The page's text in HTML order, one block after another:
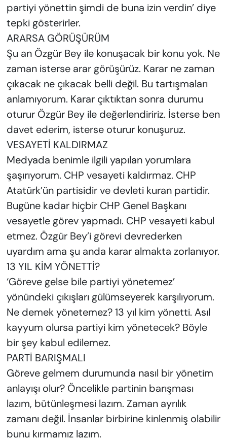
partiyi yönettin şimdi de buna izin verdin’ diye
tepki gösterirler.
ARARSA GÖRÜŞÜRÜM
Şu an Özgür Bey ile konuşacak bir konu yok. Ne
zaman isterse arar görüşürüz. Karar ne zaman
çıkacak ne çıkacak belli değil. Bu tartışmaları
anlamıyorum. Karar çıktıktan sonra durumu
oturur Özgür Bey ile değerlendiririz. İsterse ben
davet ederim, isterse oturur konuşuruz.
VESAYETİ KALDIRMAZ
Medyada benimle ilgili yapılan yorumlara
şaşırıyorum. CHP vesayeti kaldırmaz. CHP
Atatürk’ün partisidir ve devleti kuran partidir.
Bugüne kadar hiçbir CHP Genel Başkanı
vesayetle görev yapmadı. CHP vesayeti kabul
etmez. Özgür Bey’i görevi devrederken
uyardım ama şu anda karar almakta zorlanıyor.
13 YIL KİM YÖNETTİ?
‘Göreve gelse bile partiyi yönetemez’
yönündeki çıkışları gülümseyerek karşılıyorum.
Ne demek yönetemez? 13 yıl kim yönetti. Asıl
kayyum olursa partiyi kim yönetecek? Böyle
bir şey kabul edilemez.
PARTİ BARIŞMALI
Göreve gelmem durumunda nasıl bir yönetim
anlayışı olur? Öncelikle partinin barışması
lazım, bütünleşmesi lazım. Zaman ayrılık
zamanı değil. İnsanlar birbirine kinlenmiş olabilir
bunu kırmamız lazım.